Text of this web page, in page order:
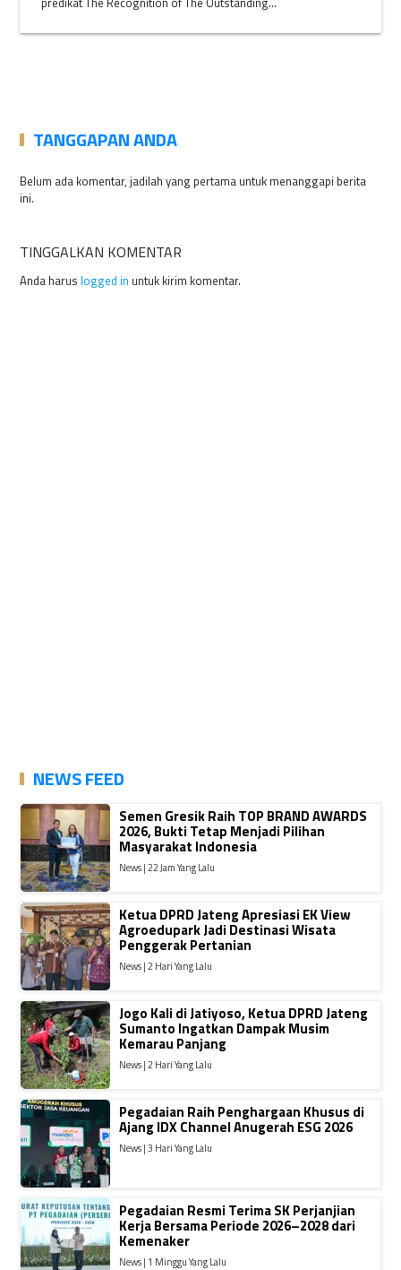
TANGGAPAN ANDA
Belum ada komentar, jadilah yang pertama untuk menanggapi berita
ini.
TINGGALKAN KOMENTAR
Anda harus logged in untuk kirim komentar.
NEWS FEED
Semen Gresik Raih TOP BRAND AWARDS
2026, Bukti Tetap Menjadi Pilihan
Masyarakat Indonesia
News | 22 Jam Yang Lalu
Ketua DPRD Jateng Apresiasi EK View
Agroedupark Jadi Destinasi Wisata
Penggerak Pertanian
News | 2 Hari Yang Lalu
Jogo Kali di Jatiyoso, Ketua DPRD Jateng
Sumanto Ingatkan Dampak Musim
Kemarau Panjang
News | 2 Hari Yang Lalu
Pegadaian Raih Penghargaan Khusus di
Ajang IDX Channel Anugerah ESG 2026
News | 3 Hari Yang Lalu
Pegadaian Resmi Terima SK Perjanjian
Kerja Bersama Periode 2026–2028 dari
Kemenaker
News | 1 Minggu Yang Lalu